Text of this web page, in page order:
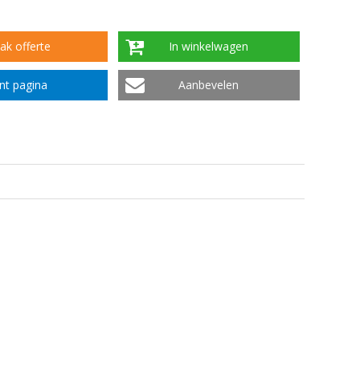
offerte In winkelwagen
pagina Aanbevelen